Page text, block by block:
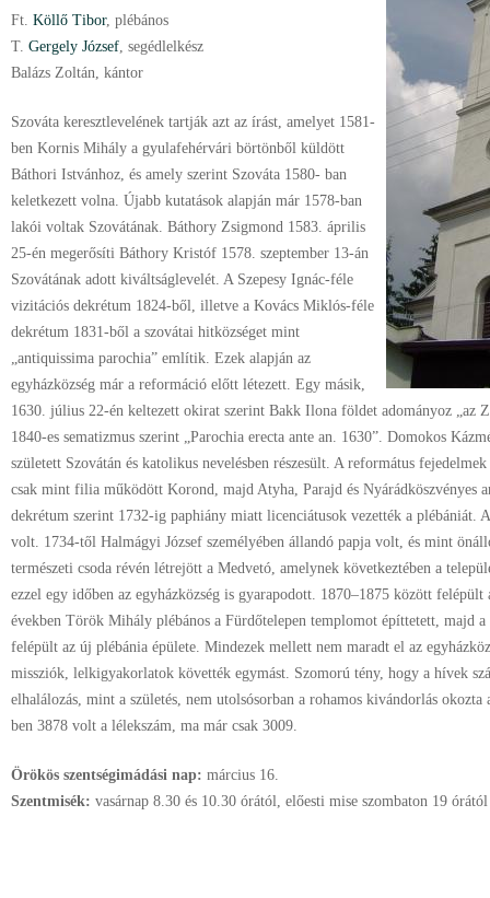
Ft. Köllő Tibor, plébános
T. Gergely József , segédlelkész
Balázs Zoltán, kántor
Szováta keresztlevelének tartják azt az írást, amelyet 1581-
ben Kornis Mihály a gyulafehérvári börtönből küldött
Báthori Istvánhoz, és amely szerint Szováta 1580- ban
keletkezett volna. Újabb kutatások alapján már 1578-ban
lakói voltak Szovátának. Báthory Zsigmond 1583. április
25-én megerősíti Báthory Kristóf 1578. szeptember 13-án
Szovátának adott kiváltságlevelét. A Szepesy Ignác-féle
vizitációs dekrétum 1824-ből, illetve a Kovács Miklós-féle
dekrétum 1831-ből a szovátai hitközséget mint
„antiquissima parochia” említik. Ezek alapján az
egyházközség már a reformáció előtt létezett. Egy másik,
1630. július 22-én keltezett okirat szerint Bakk Ilona földet adományoz „az
1840-es sematizmus szerint „Parochia erecta ante an. 1630”. Domokos
született Szovátán és katolikus nevelésben részesült. A református
csak mint filia működött Korond, majd Atyha, Parajd és Nyárádköszvényes
dekrétum szerint 1732-ig paphiány miatt licenciátusok vezették a plébániát.
volt. 1734-től Halmágyi József személyében állandó papja volt, és mint
természeti csoda révén létrejött a Medvetó, amelynek következtében a
ezzel egy időben az egyházközség is gyarapodott. 1870–1875 között
években Török Mihály plébános a Fürdőtelepen templomot építtetett, majd
felépült az új plébánia épülete. Mindezek mellett nem maradt el az
missziók, lelkigyakorlatok követték egymást. Szomorú tény, hogy a hívek
elhalálozás, mint a születés, nem utolsósorban a rohamos kivándorlás
ben 3878 volt a lélekszám, ma már csak 3009.
Örökös szentségimádási nap: március 16.
Szentmisék: vasárnap 8.30 és 10.30 órától, előesti mise szombaton 19